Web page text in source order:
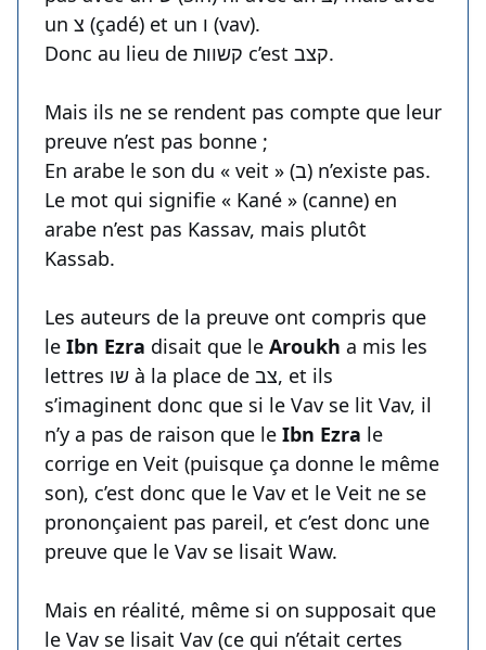
un צ (çadé) et un ו (vav).
Donc au lieu de קשוות c’est קצב.
Mais ils ne se rendent pas compte que leur
preuve n’est pas bonne ;
En arabe le son du « veit » (ב) n’existe pas.
Le mot qui signifie « Kané » (canne) en
arabe n’est pas Kassav, mais plutôt
Kassab.
Les auteurs de la preuve ont compris que
le Ibn Ezra disait que le Aroukh a mis les
lettres שו à la place de צב, et ils
s’imaginent donc que si le Vav se lit Vav, il
n’y a pas de raison que le Ibn Ezra le
corrige en Veit (puisque ça donne le même
son), c’est donc que le Vav et le Veit ne se
prononçaient pas pareil, et c’est donc une
preuve que le Vav se lisait Waw.
Mais en réalité, même si on supposait que
le Vav se lisait Vav (ce qui n’était certes